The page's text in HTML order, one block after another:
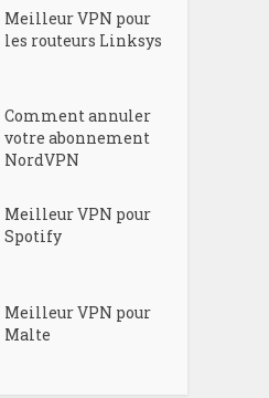
Meilleur VPN pour
les routeurs Linksys
Comment annuler
votre abonnement
NordVPN
Meilleur VPN pour
Spotify
Meilleur VPN pour
Malte